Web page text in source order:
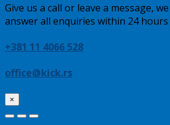
Give us a call or leave a message,
answer all enquiries within 24 hours
+381 11 4066 528
office@kick.rs
×